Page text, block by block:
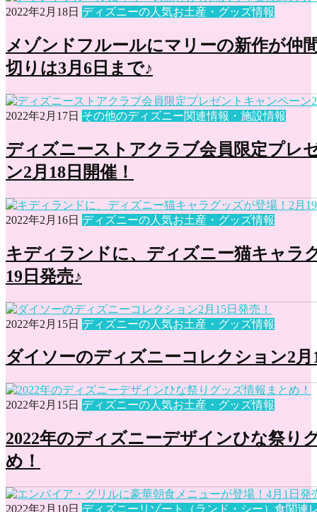
2022年2月18日 ディズニーの人気お土産・グッズ情報
メゾンドフルールにマリーの新作が仲
切りは3月6日まで♪
2022年2月17日 その他のディズニー関連情報・施設情報
ディズニーストアクラブ会員限定プレ
ン2月18日開催！
2022年2月16日 ディズニーの人気お土産・グッズ情報
キディランドに、ディズニー猫キャラ
19日発売♪
2022年2月15日 ディズニーの人気お土産・グッズ情報
ダイソーのディズニーコレクション2月
2022年2月15日 ディズニーの人気お土産・グッズ情報
2022年のディズニーデザインひな祭り
め！
2022年2月10日 ディズニーリゾート（ランド・シー）食関連